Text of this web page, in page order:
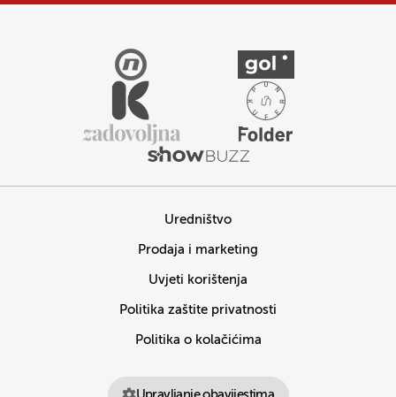
Uredništvo
Prodaja i marketing
Uvjeti korištenja
Politika zaštite privatnosti
Politika o kolačićima